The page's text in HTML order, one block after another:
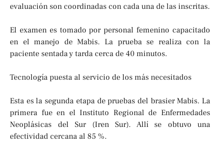
evaluación son coordinadas con cada una de las inscritas.
El examen es tomado por personal femenino capacitado
en el manejo de Mabis. La prueba se realiza con la
paciente sentada y tarda cerca de 40 minutos.
Tecnología puesta al servicio de los más necesitados
Esta es la segunda etapa de pruebas del brasier Mabis. La
primera fue en el Instituto Regional de Enfermedades
Neoplásicas del Sur (Iren Sur). Allí se obtuvo una
efectividad cercana al 85 %.